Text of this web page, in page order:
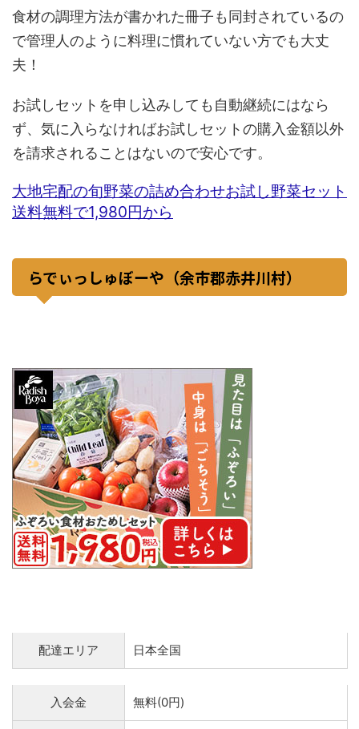
食材の調理方法が書かれた冊子も同封されているの
で管理人のように料理に慣れていない方でも大丈
夫！
お試しセットを申し込みしても自動継続にはなら
ず、気に入らなければお試しセットの購入金額以外
を請求されることはないので安心です。
大地宅配の旬野菜の詰め合わせお試し野菜セット
送料無料で1,980円から
らでぃっしゅぼーや（余市郡赤井川村）
配達エリア 日本全国
入会金 無料(0円)